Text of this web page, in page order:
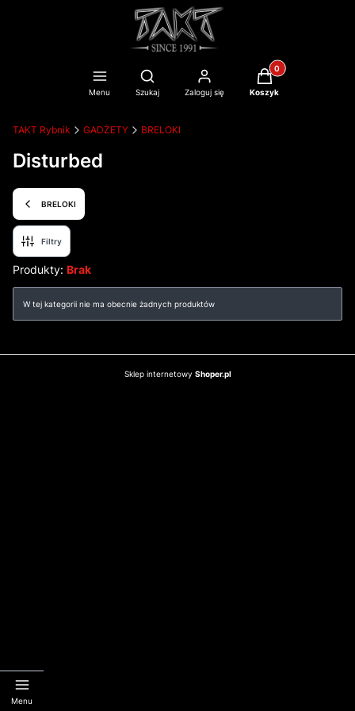
Menu
Otwórz wyszukiwarkę
Szukaj Zaloguj się
Produkty w
Koszyk
TAKT Rybnik GADŻETY BRELOKI
Disturbed
BRELOKI
Filtry
Produkty: Brak
Lista produktów
W tej kategorii nie ma obecnie żadnych produktów
Sklep internetowy Shoper.pl
Menu